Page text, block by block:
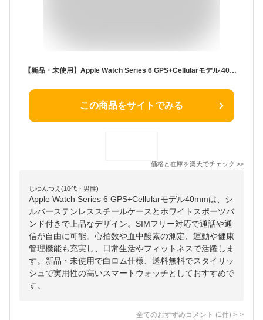
【新品・未使用】Apple Watch Series 6 GPS+Cellularモデル 40mm M06T3J/A シルバーステンレススチールケースとホワイトスポーツバンド SIMフリー バンド付き 利用制限—(白ロム) 送料無料
この商品をサイトでみる
価格と在庫を楽天でチェック >>
じゆんつえ(10代・男性)
Apple Watch Series 6 GPS+Cellularモデル40mmは、シ
ルバーステンレススチールケースとホワイトスポーツバ
ンド付きで上品なデザイン。SIMフリー対応で通話や通
信が自由に可能。心拍数や血中酸素の測定、運動や健康
管理機能も充実し、日常生活やフィットネスで活躍しま
す。新品・未使用で白ロム仕様、送料無料でスタイリッ
シュで実用性の高いスマートウォッチとしておすすめで
す。
全てのおすすめコメント (1 件) >